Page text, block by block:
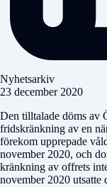
Nyhetsarkiv
23 december 2020
Den tilltalade döms av
fridskränkning av en
förekom upprepade
november 2020, och
kränkning av offrets
november 2020 utsatte